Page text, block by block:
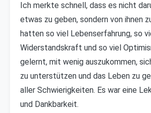
Ich merkte schnell, dass es nicht
etwas zu geben, sondern von ihnen
hatten so viel Lebenserfahrung, so
Widerstandskraft und so viel
gelernt, mit wenig auszukommen,
zu unterstützen und das Leben zu
aller Schwierigkeiten. Es war eine
und Dankbarkeit.